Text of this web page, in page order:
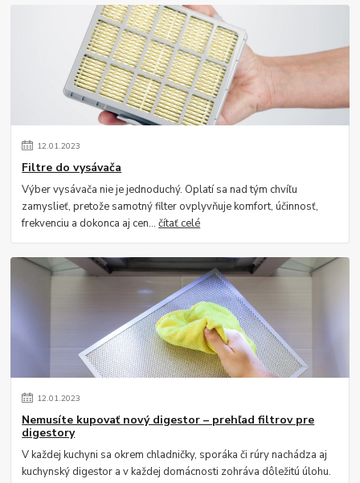
12.01.2023
Filtre do vysávača
Výber vysávača nie je jednoduchý. Oplatí sa nad tým chvíľu
zamyslieť, pretože samotný filter ovplyvňuje komfort, účinnosť,
frekvenciu a dokonca aj cen...čítať celé
12.01.2023
Nemusíte kupovať nový digestor – prehľad filtrov pre
digestory
V každej kuchyni sa okrem chladničky, sporáka či rúry nachádza aj
kuchynský digestor a v každej domácnosti zohráva dôležitú úlohu.